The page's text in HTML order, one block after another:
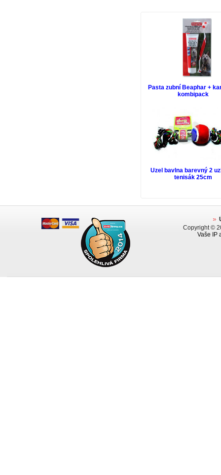
Pasta zubní Beaphar +
kombipack
Uzel bavlna barevný 2
tenisák 25cm
Copyright ©
Vaše IP